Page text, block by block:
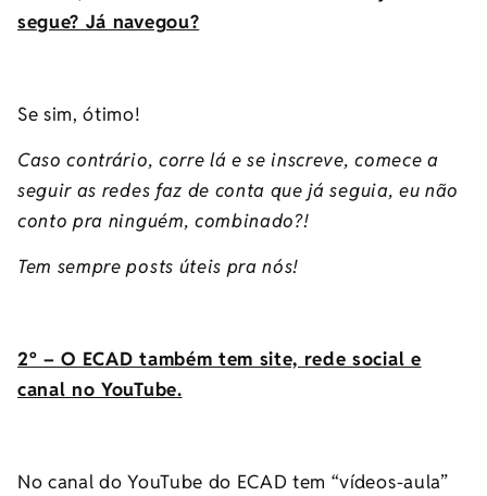
segue? Já navegou?
Se sim, ótimo!
Caso contrário, corre lá e se inscreve, comece a
seguir as redes faz de conta que já seguia, eu não
conto pra ninguém, combinado?!
Tem sempre posts úteis pra nós!
2º – O ECAD também tem site, rede social e
canal no YouTube.
No canal do YouTube do ECAD tem “vídeos-aula”